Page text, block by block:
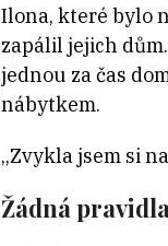
Ilona, které bylo
zapálil jejich
jednou za čas
nábytkem.
„Zvykla jsem si
Žádná